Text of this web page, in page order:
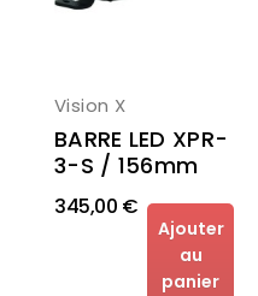
Vision X
BARRE LED XPR-
3-S / 156mm
345,00 €
Ajouter
au
panier